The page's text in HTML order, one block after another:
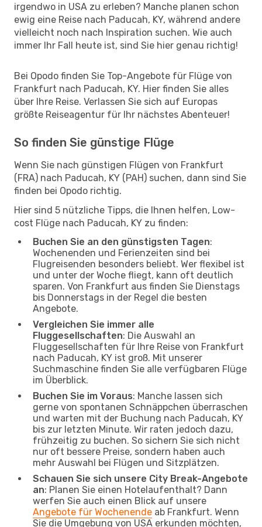
irgendwo in USA zu erleben? Manche planen schon
ewig eine Reise nach Paducah, KY, während andere
vielleicht noch nach Inspiration suchen. Wie auch
immer Ihr Fall heute ist, sind Sie hier genau richtig!
Bei Opodo finden Sie Top-Angebote für Flüge von
Frankfurt nach Paducah, KY. Hier finden Sie alles
über Ihre Reise. Verlassen Sie sich auf Europas
größte Reiseagentur für Ihr nächstes Abenteuer!
So finden Sie günstige Flüge
Wenn Sie nach günstigen Flügen von Frankfurt
(FRA) nach Paducah, KY (PAH) suchen, dann sind Sie
finden bei Opodo richtig.
Hier sind 5 nützliche Tipps, die Ihnen helfen, Low-
cost Flüge nach Paducah, KY zu finden:
Buchen Sie an den günstigsten Tagen:
Wochenenden und Ferienzeiten sind bei
Flugreisenden besonders beliebt. Wer flexibel ist
und unter der Woche fliegt, kann oft deutlich
sparen. Von Frankfurt aus finden Sie Dienstags
bis Donnerstags in der Regel die besten
Angebote.
Vergleichen Sie immer alle
Fluggesellschaften: Die Auswahl an
Fluggesellschaften für Ihre Reise von Frankfurt
nach Paducah, KY ist groß. Mit unserer
Suchmaschine finden Sie alle verfügbaren Flüge
im Überblick.
Buchen Sie im Voraus: Manche lassen sich
gerne von spontanen Schnäppchen überraschen
und warten mit der Buchung nach Paducah, KY
bis zur letzten Minute. Wir raten jedoch dazu,
frühzeitig zu buchen. So sichern Sie sich nicht
nur oft bessere Preise, sondern haben auch
mehr Auswahl bei Flügen und Sitzplätzen.
Schauen Sie sich unsere City Break-Angebote
an: Planen Sie einen Hotelaufenthalt? Dann
werfen Sie auch einen Blick auf unsere
Angebote für Wochenende ab Frankfurt. Wenn
Sie die Umgebung von USA erkunden möchten,